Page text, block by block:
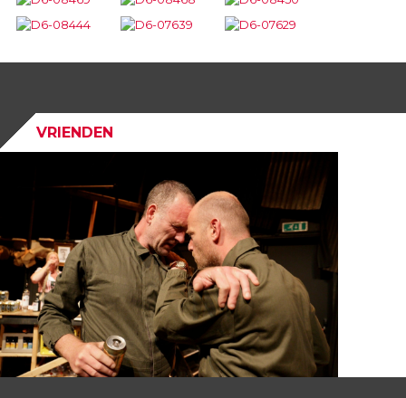
VRIENDEN